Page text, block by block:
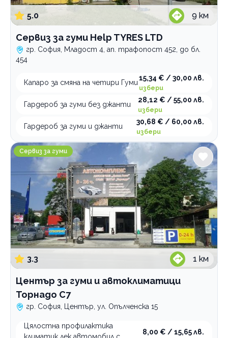
5.0 9 км
Сервиз за гуми Help TYRES LTD
гр. София, Младост 4, ап. трафопост 452, до бл.
454
Капаро за смяна на четири Гуми
15,34 € / 30,00 лв.
избери
Гардероб за гуми без джанти
28,12 € / 55,00 лв.
избери
Гардероб за гуми и джанти
30,68 € / 60,00 лв.
избери
Център за гуми и автоклиматици Торнадо С7
Сервиз за гуми
3.3 1 км
Център за гуми и автоклиматици
Торнадо С7
гр. София, Център, ул. Опълченска 15
Цялостна профилактика
8,00 € / 15,65 лв.